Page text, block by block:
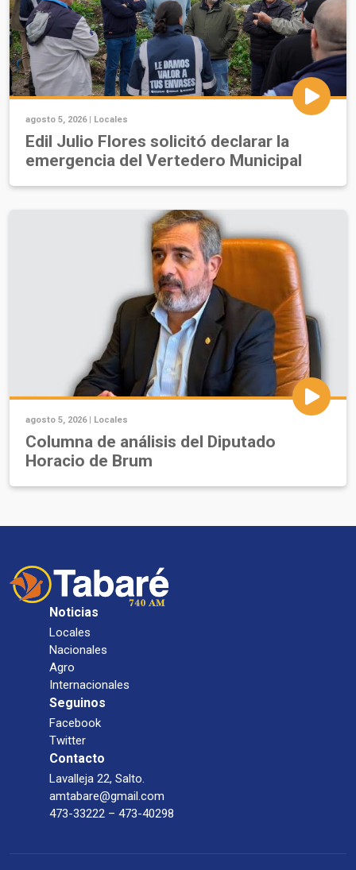
agosto 5, 2026 | Locales
Edil Julio Flores solicitó declarar la
emergencia del Vertedero Municipal
agosto 5, 2026 | Locales
Columna de análisis del Diputado
Horacio de Brum
Noticias
Locales
Nacionales
Agro
Internacionales
Seguinos
Facebook
Twitter
Contacto
Lavalleja 22, Salto.
amtabare@gmail.com
473-33222 – 473-40298